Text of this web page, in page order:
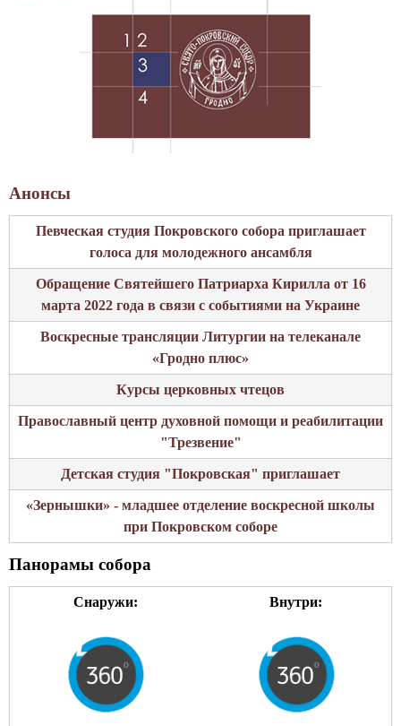
Анонсы
Певческая студия Покровского собора приглашает
голоса для молодежного ансамбля
Обращение Святейшего Патриарха Кирилла от 16
марта 2022 года в связи с событиями на Украине
Воскресные трансляции Литургии на телеканале
«Гродно плюс»
Курсы церковных чтецов
Православный центр духовной помощи и реабилитации
"Трезвение"
Детская студия "Покровская" приглашает
«Зернышки» - младшее отделение воскресной школы
при Покровском соборе
Панорамы собора
Снаружи: Внутри: